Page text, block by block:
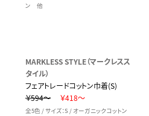
ン 他
MARKLESS STYLE（マークレスス
タイル）
フェアトレードコットン巾着(S)
￥594～
￥418～
全5色 / サイズ：S / オーガニックコットン